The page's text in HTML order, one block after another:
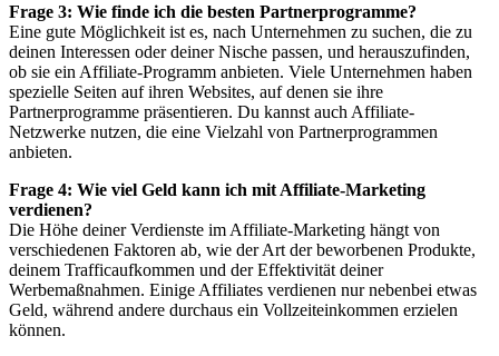
Frage 3: Wie finde ich die besten Partnerprogramme?
Eine gute Möglichkeit ist es, nach Unternehmen zu suchen, die zu
deinen Interessen oder deiner Nische passen, und herauszufinden,
ob sie ein Affiliate-Programm anbieten. Viele Unternehmen haben
spezielle Seiten auf ihren Websites, auf denen sie ihre
Partnerprogramme präsentieren. Du kannst auch Affiliate-
Netzwerke nutzen, die eine Vielzahl von Partnerprogrammen
anbieten.
Frage 4: Wie viel Geld kann ich mit Affiliate-Marketing
verdienen?
Die Höhe deiner Verdienste im Affiliate-Marketing hängt von
verschiedenen Faktoren ab, wie der Art der beworbenen Produkte,
deinem Trafficaufkommen und der Effektivität deiner
Werbemaßnahmen. Einige Affiliates verdienen nur nebenbei etwas
Geld, während andere durchaus ein Vollzeiteinkommen erzielen
können.